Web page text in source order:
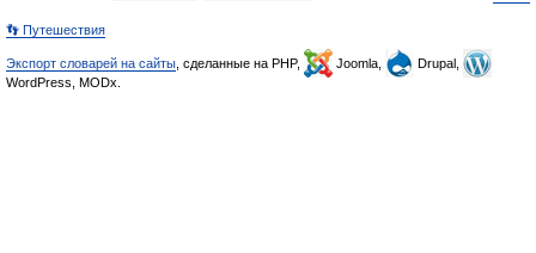
👣 Путешествия
Экспорт словарей на сайты , сделанные на PHP, Joomla,
Drupal,
WordPress, MODx.